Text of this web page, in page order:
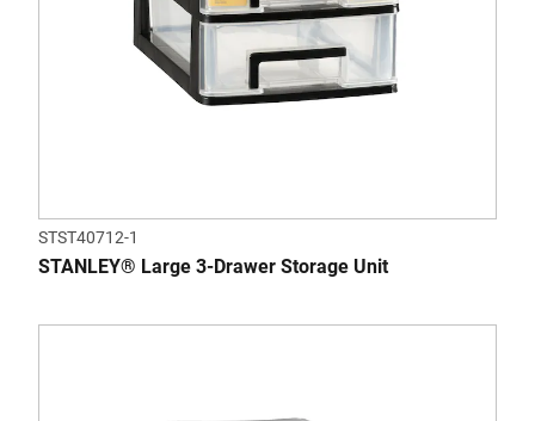
STST40712-1
STANLEY® Large 3-Drawer Storage Unit